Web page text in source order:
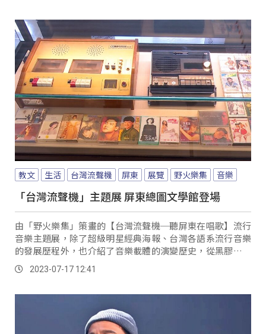
教文 生活 台灣流聲機 屏東 展覽 野火樂集 音樂
「台灣流聲機」主題展 屏東總圖文學館登場
由「野火樂集」策畫的【台灣流聲機─聽屏東在唱歌】流行
音樂主題展，除了超級明星經典海報、台灣各語系流行音樂
的發展歷程外，也介紹了音樂載體的演變歷史，從黑膠機、
匣式機、卡帶機與CD時代的各個播放實體原件，帶領民眾回
憶舊時光。
2023-07-17 12:41